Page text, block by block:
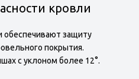
кровли
обеспечивают защиту
покрытия.
с уклоном более 12°.